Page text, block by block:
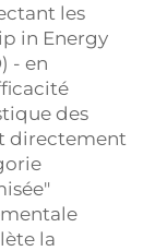
les
in Energy
- en
des
directement
la